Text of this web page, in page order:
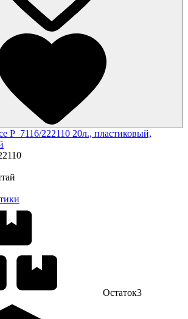
P_7116/222110 20л., пластиковый,
Остаток3